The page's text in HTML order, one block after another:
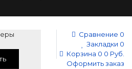
Сравнение 0
Закладки 0
Корзина 0 0 Руб.
Оформить заказ